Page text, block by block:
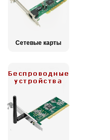
Сетевые карты